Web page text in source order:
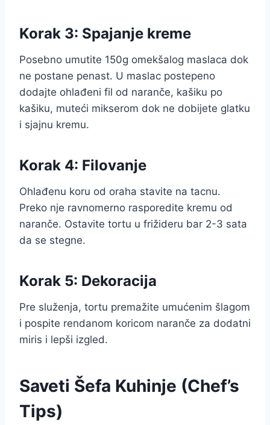
Korak 3: Spajanje kreme
Posebno umutite 150g omekšalog maslaca dok
ne postane penast. U maslac postepeno
dodajte ohlađeni fil od naranče, kašiku po
kašiku, muteći mikserom dok ne dobijete glatku
i sjajnu kremu.
Korak 4: Filovanje
Ohlađenu koru od oraha stavite na tacnu.
Preko nje ravnomerno rasporedite kremu od
naranče. Ostavite tortu u frižideru bar 2-3 sata
da se stegne.
Korak 5: Dekoracija
Pre služenja, tortu premažite umućenim šlagom
i pospite rendanom koricom naranče za dodatni
miris i lepši izgled.
Saveti Šefa Kuhinje (Chef’s
Tips)